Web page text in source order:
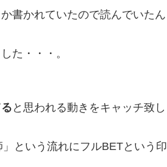
書かれていたので読んでいたん
た・・・。
と思われる動きをキャッチ致し
という流れにフルBETという印